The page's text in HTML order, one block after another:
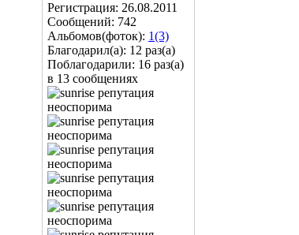
Регистрация: 26.08.2011
Сообщений: 742
Альбомов(фоток): 1(3)
Благодарил(а): 12 раз(а)
Поблагодарили: 16 раз(а)
в 13 сообщениях